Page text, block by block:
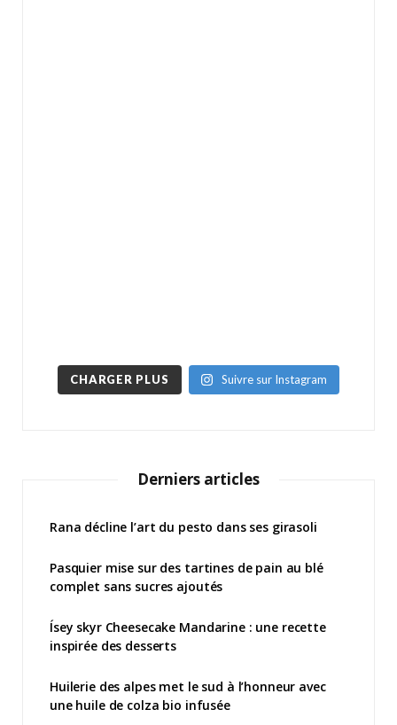
CHARGER PLUS Suivre sur Instagram
Derniers articles
Rana décline l’art du pesto dans ses girasoli
Pasquier mise sur des tartines de pain au blé
complet sans sucres ajoutés
Ísey skyr Cheesecake Mandarine : une recette
inspirée des desserts
Huilerie des alpes met le sud à l’honneur avec
une huile de colza bio infusée